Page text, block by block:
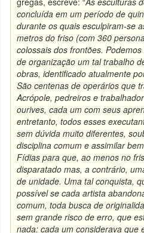
concluída em um período de
durante os quais esculpiram-se
metros do friso (com 360
colossais dos frontões.
de organização um tal trabalho
obras, identificado atualmente
São centenas de operários que
Acrópole, pedreiros e
ourives, cada um com seus
entretanto, todos esses
sem dúvida muito diferentes,
disciplina comum e assimilar
Fídias para que, ao menos no
disparatado mas, a contrário,
de unidade. Uma tal conquista,
possível se cada artista
comum, toda busca de
sem grande risco de erro, que
nada: cada um considerava que